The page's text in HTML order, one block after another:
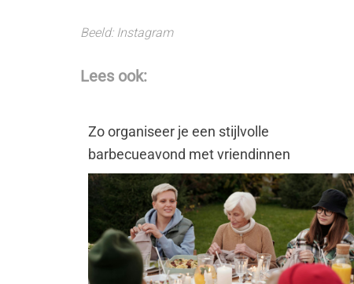
Beeld: Instagram
Lees ook:
Zo organiseer je een stijlvolle
barbecueavond met vriendinnen